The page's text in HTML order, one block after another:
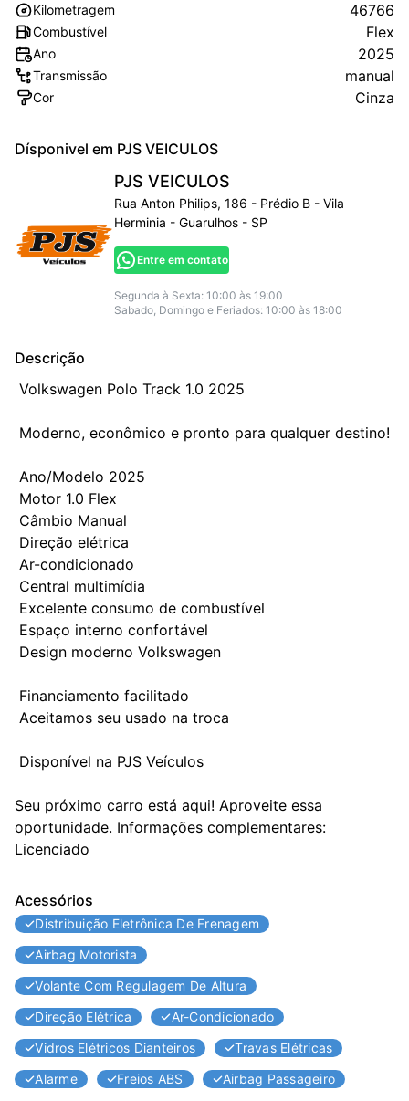
Kilometragem 46766
Combustível Flex
Ano 2025
Transmissão manual
Cor Cinza
Dísponivel em PJS VEICULOS
PJS VEICULOS
Rua Anton Philips, 186 - Prédio B - Vila
Herminia - Guarulhos - SP
Entre em contato
Segunda à Sexta: 10:00 às 19:00
Sabado, Domingo e Feriados: 10:00 às 18:00
Descrição
Seu próximo carro está aqui! Aproveite essa
oportunidade. Informações complementares:
Licenciado
Acessórios
Distribuição Eletrônica De Frenagem
Airbag Motorista
Volante Com Regulagem De Altura
Direção Elétrica
Ar-Condicionado
Vidros Elétricos Dianteiros
Travas Elétricas
Alarme
Freios ABS
Airbag Passageiro